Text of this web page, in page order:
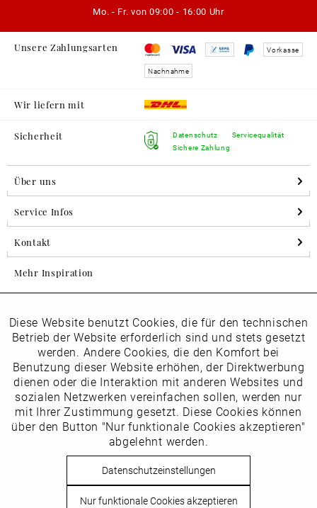
Mo. - Fr. von 09:00 - 16:00 Uhr
Unsere Zahlungsarten Vorkasse
Nachnahme
Wir liefern mit
Sicherheit
Datenschutz
Sichere Zahlung
Servicequalität
Über uns
Service Infos
Kontakt
Mehr Inspiration
Folgen Sie uns auf Instagram
horsch_schuhe
Newsletter
Datenschutzbestimmungenhabe ich zur Kenntnis
vom Newsletter abmelden.
Funktionale Aktiv
Marketing Inaktiv
Tracking Inaktiv
Inaktiv
Diese Website benutzt Cookies, die für den technischen
Betrieb der Website erforderlich sind und stets gesetzt
werden. Andere Cookies, die den Komfort bei
Benutzung dieser Website erhöhen, der Direktwerbung
dienen oder die Interaktion mit anderen Websites und
sozialen Netzwerken vereinfachen sollen, werden nur
mit Ihrer Zustimmung gesetzt. Diese Cookies können
über den Button "Nur funktionale Cookies akzeptieren"
abgelehnt werden.
Datenschutzeinstellungen
Nur funktionale Cookies akzeptieren